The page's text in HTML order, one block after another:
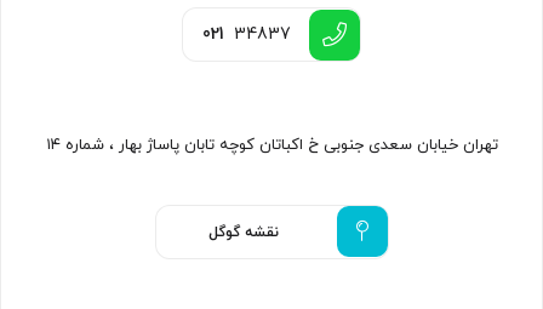
021 34837
تهران خیابان سعدی جنوبی خ اکباتان کوچه تابان پاساژ بهار ، شماره ۱۴
نقشه گوگل